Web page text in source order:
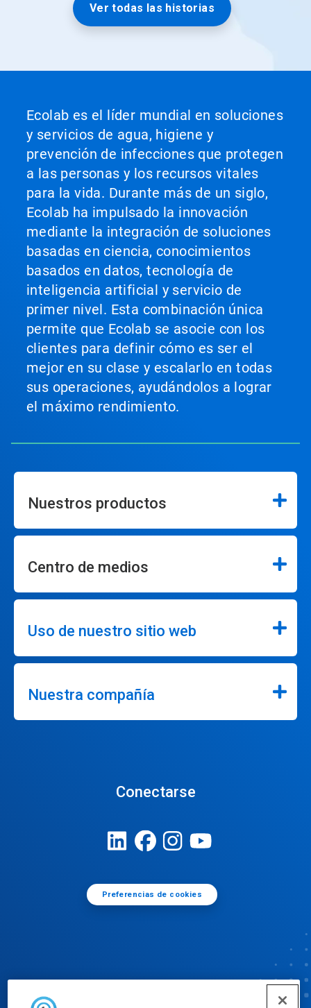
Ver todas las historias
Ecolab es el líder mundial en soluciones
y servicios de agua, higiene y
prevención de infecciones que protegen
a las personas y los recursos vitales
para la vida. Durante más de un siglo,
Ecolab ha impulsado la innovación
mediante la integración de soluciones
basadas en ciencia, conocimientos
basados en datos, tecnología de
inteligencia artificial y servicio de
primer nivel. Esta combinación única
permite que Ecolab se asocie con los
clientes para definir cómo es ser el
mejor en su clase y escalarlo en todas
sus operaciones, ayudándolos a lograr
el máximo rendimiento.
Nuestros productos
Centro de medios
Uso de nuestro sitio web
Nuestra compañía
Conectarse
Preferencias de cookies